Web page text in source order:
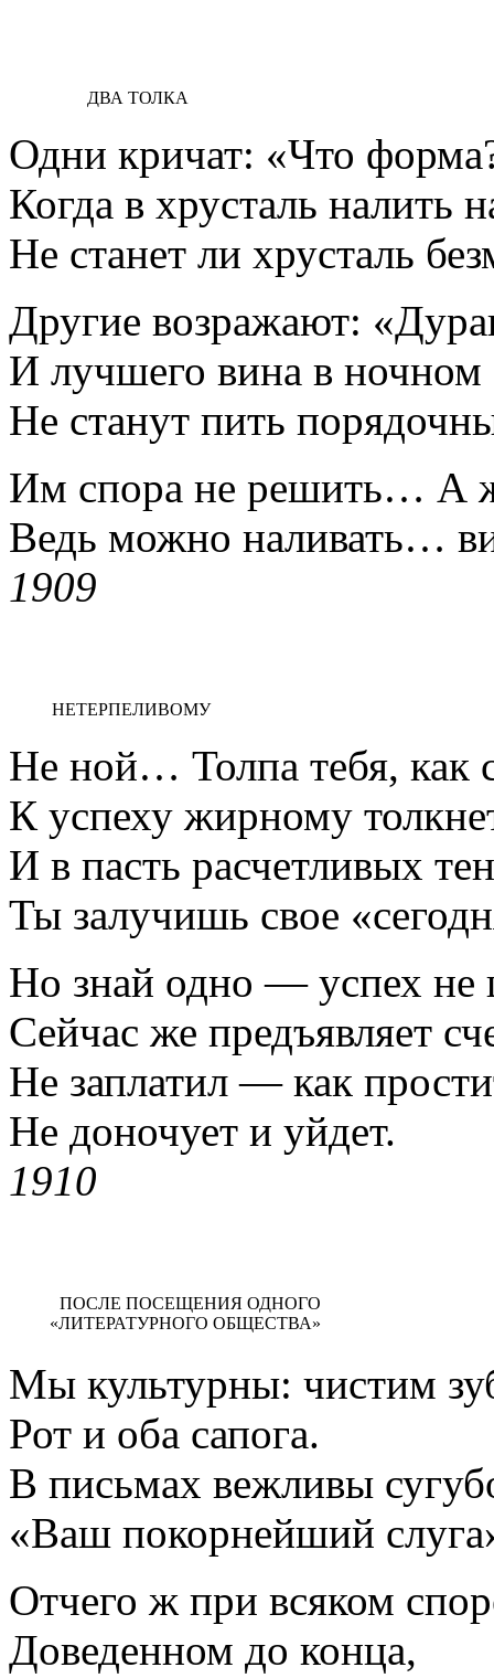
ДВА ТОЛКА
Одни кричат: «Что
Когда в хрусталь
Не станет ли хрусталь
Другие возражают:
И лучшего вина в ночном
Не станут пить
Им спора не решить… А
Ведь можно наливать…
1909
НЕТЕРПЕЛИВОМУ
Не ной… Толпа тебя, как
К успеху жирному
И в пасть расчетливых
Ты залучишь свое
Но знай одно — успех не
Сейчас же предъявляет
Не заплатил — как
Не доночует и уйдет.
1910
ПОСЛЕ ПОСЕЩЕНИЯ ОДНОГО
«ЛИТЕРАТУРНОГО ОБЩЕСТВА»
Мы культурны: чистим
Рот и оба сапога.
В письмах вежливы
«Ваш покорнейший
Отчего ж при всяком
Доведенном до конца,